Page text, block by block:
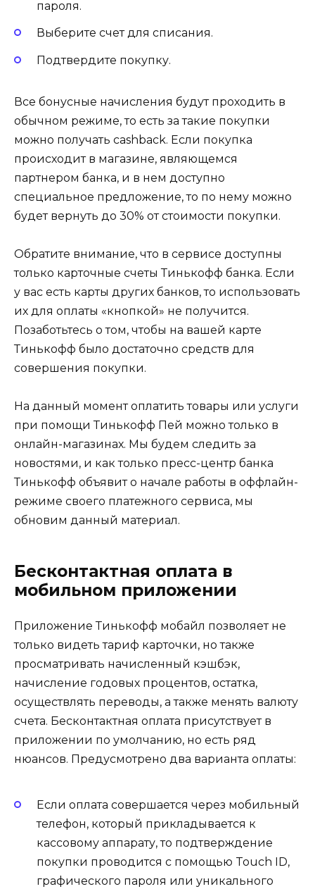
пароля.
Выберите счет для списания.
Подтвердите покупку.
Все бонусные начисления будут проходить в
обычном режиме, то есть за такие покупки
можно получать cashback. Если покупка
происходит в магазине, являющемся
партнером банка, и в нем доступно
специальное предложение, то по нему можно
будет вернуть до 30% от стоимости покупки.
Обратите внимание, что в сервисе доступны
только карточные счеты Тинькофф банка. Если
у вас есть карты других банков, то использовать
их для оплаты «кнопкой» не получится.
Позаботьтесь о том, чтобы на вашей карте
Тинькофф было достаточно средств для
совершения покупки.
На данный момент оплатить товары или услуги
при помощи Тинькофф Пей можно только в
онлайн-магазинах. Мы будем следить за
новостями, и как только пресс-центр банка
Тинькофф объявит о начале работы в оффлайн-
режиме своего платежного сервиса, мы
обновим данный материал.
Бесконтактная оплата в
мобильном приложении
Приложение Тинькофф мобайл позволяет не
только видеть тариф карточки, но также
просматривать начисленный кэшбэк,
начисление годовых процентов, остатка,
осуществлять переводы, а также менять валюту
счета. Бесконтактная оплата присутствует в
приложении по умолчанию, но есть ряд
нюансов. Предусмотрено два варианта оплаты:
Если оплата совершается через мобильный
телефон, который прикладывается к
кассовому аппарату, то подтверждение
покупки проводится с помощью Touch ID,
графического пароля или уникального